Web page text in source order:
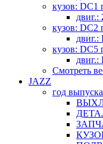
кузов: DC1
двиг.:
кузов: DC2
двиг.:
кузов: DC5
двиг.:
Смотреть
JAZZ
год